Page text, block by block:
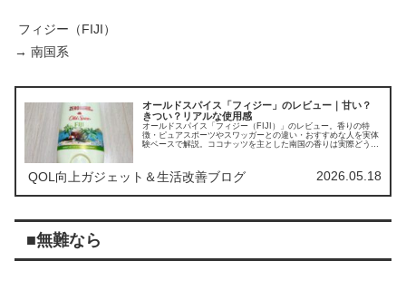
フィジー（FIJI）
→ 南国系
オールドスパイス「フィジー」のレビュー｜甘い？
きつい？リアルな使用感
オールドスパイス「フィジー（FIJI）」のレビュー。香りの特
徴・ピュアスポーツやスワッガーとの違い・おすすめな人を実体
験ベースで解説。ココナッツを主とした南国の香りは実際どうな
QOL向上ガジェット＆生活改善ブログ 2026.05.18
■無難なら